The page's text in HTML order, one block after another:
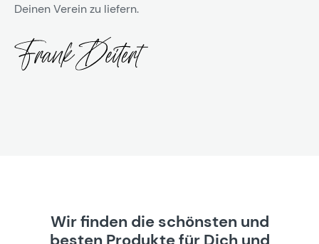
Deinen Verein zu liefern.
Wir finden die schönsten und